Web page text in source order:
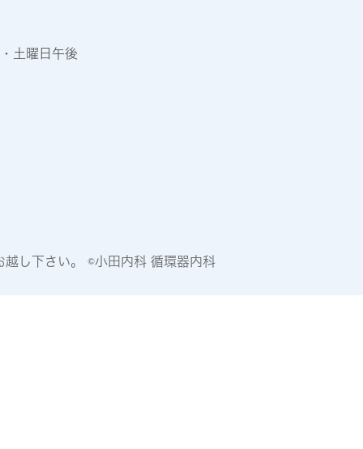
土曜日午後
し下さい。 ©小田内科 循環器内科